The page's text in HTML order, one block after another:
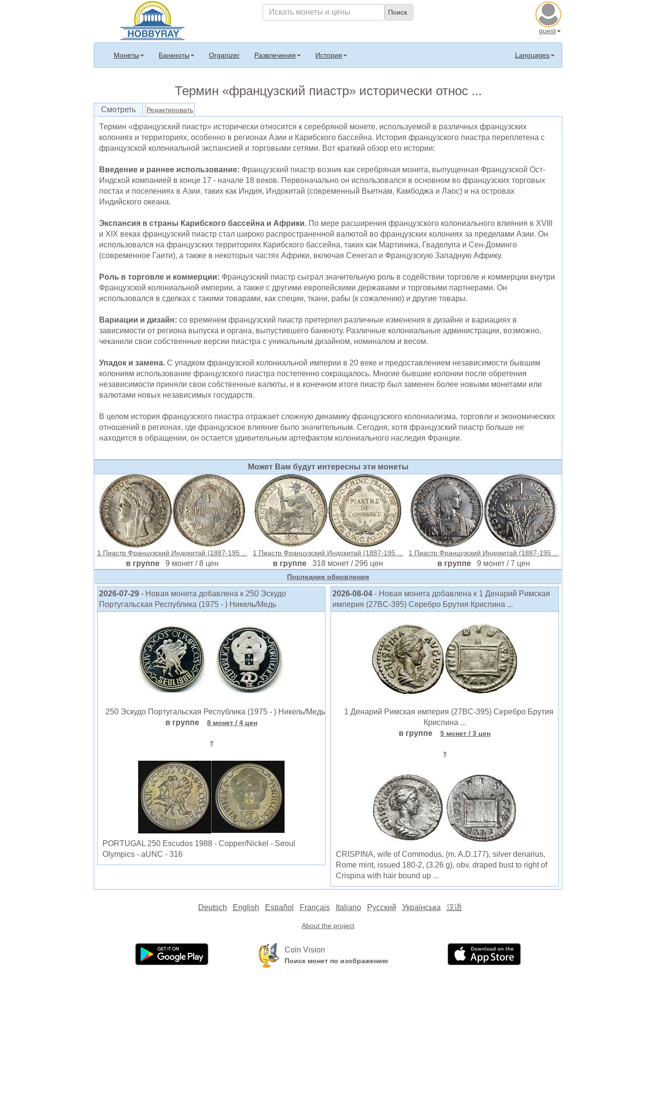
guest
Монеты Банкноты Organizer Развлечения История Languages
Термин «французский пиастр» исторически относ ...
Смотреть Редактировать
Термин «французский пиастр» исторически относится к серебряной монете, используемой в различных французских
колониях и территориях, особенно в регионах Азии и Карибского бассейна. История французского пиастра переплетена с
французской колониальной экспансией и торговыми сетями. Вот краткий обзор его истории:
Введение и раннее использование: Французский пиастр возник как серебряная монета, выпущенная Французской Ост-
Индской компанией в конце 17 - начале 18 веков. Первоначально он использовался в основном во французских торговых
постах и ​​поселениях в Азии, таких как Индия, Индокитай (современный Вьетнам, Камбоджа и Лаос) и на островах
Индийского океана.
Экспансия в страны Карибского бассейна и Африки. По мере расширения французского колониального влияния в XVIII
и XIX веках французский пиастр стал широко распространенной валютой во французских колониях за пределами Азии. Он
использовался на французских территориях Карибского бассейна, таких как Мартиника, Гваделупа и Сен-Доминго
(современное Гаити), а также в некоторых частях Африки, включая Сенегал и Французскую Западную Африку.
Роль в торговле и коммерции: Французский пиастр сыграл значительную роль в содействии торговле и коммерции внутри
Французской колониальной империи, а также с другими европейскими державами и торговыми партнерами. Он
использовался в сделках с такими товарами, как специи, ткани, рабы (к сожалению) и другие товары.
Вариации и дизайн: со временем французский пиастр претерпел различные изменения в дизайне и вариациях в
зависимости от региона выпуска и органа, выпустившего банкноту. Различные колониальные администрации, возможно,
чеканили свои собственные версии пиастра с уникальным дизайном, номиналом и весом.
Упадок и замена. С упадком французской колониальной империи в 20 веке и предоставлением независимости бывшим
колониям использование французского пиастра постепенно сокращалось. Многие бывшие колонии после обретения
независимости приняли свои собственные валюты, и в конечном итоге пиастр был заменен более новыми монетами или
валютами новых независимых государств.
В целом история французского пиастра отражает сложную динамику французского колониализма, торговли и экономических
отношений в регионах, где французское влияние было значительным. Сегодня, хотя французский пиастр больше не
находится в обращении, он остается удивительным артефактом колониального наследия Франции.
Может Вам будут интересны эти монеты
1 Пиастр Французский Индокитай (1887-195 ...
в группе 9 монет / 8 цен
1 Пиастр Французский Индокитай (1887-195 ...
в группе 318 монет / 296 цен
1 Пиастр Французский Индокитай (1887-195 ...
в группе9 монет / 7 цен
Последние обновления
2026-07-29 - Новая монета добавлена к 250 Эскудо
Португальская Республика (1975 - ) Никель/Медь
250 Эскудо Португальская Республика (1975 - ) Никель/Медь
в группе
8 монет / 4 цен
⇑
PORTUGAL 250 Escudos 1988 - Copper/Nickel - Seoul
Olympics - aUNC - 316
2026-08-04 - Новая монета добавлена к 1 Денарий Римская
империя (27BC-395) Серебро Брутия Криспина ...
1 Денарий Римская империя (27BC-395) Серебро Брутия
Криспина ...
в группе
5 монет / 3 цен
⇑
CRISPINA, wife of Commodus, (m. A.D.177), silver denarius,
Rome mint, issued 180-2, (3.26 g), obv. draped bust to right of
Crispina with hair bound up ...
Deutsch English Español Français Italiano Русский Українська 汉语
About the project
Coin Vision
Поиск монет по изображению